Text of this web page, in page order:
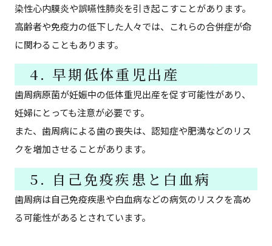
染性心内膜炎や誤嚥性肺炎を引き起こすことがあります。
高齢者や免疫力の低下した人々では、これらの合併症が命
に関わることもあります。
4. 早期低体重児出産
歯周病原菌が妊娠中の低体重児出産を促す可能性があり、
妊婦にとっても注意が必要です。
また、歯周病による歯の喪失は、認知症や肥満などのリス
クを増加させることがあります。
5. 自己免疫疾患と白血病
歯周病は自己免疫疾患や白血病などの病気のリスクを高め
る可能性があるとされています。